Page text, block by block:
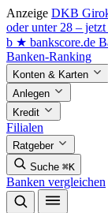
Anzeige DKB
oder unter 28 –
b ★ bankscore.de
Banken-Ranking
Konten & Karten
Anlegen
Kredit
Filialen
Ratgeber
Suche ⌘K
Banken vergleichen